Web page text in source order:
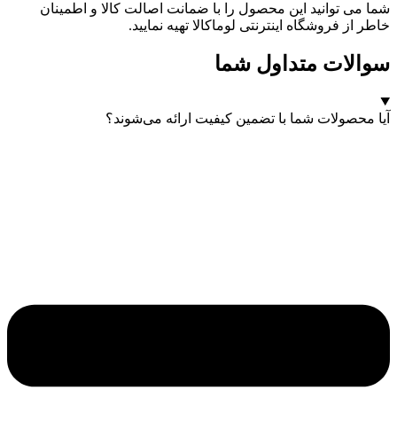
شما می توانید این محصول را با ضمانت اصالت کالا و اطمینان
خاطر از فروشگاه اینترنتی لوماکالا تهیه نمایید.
سوالات متداول شما
آیا محصولات شما با تضمین کیفیت ارائه می‌شوند؟